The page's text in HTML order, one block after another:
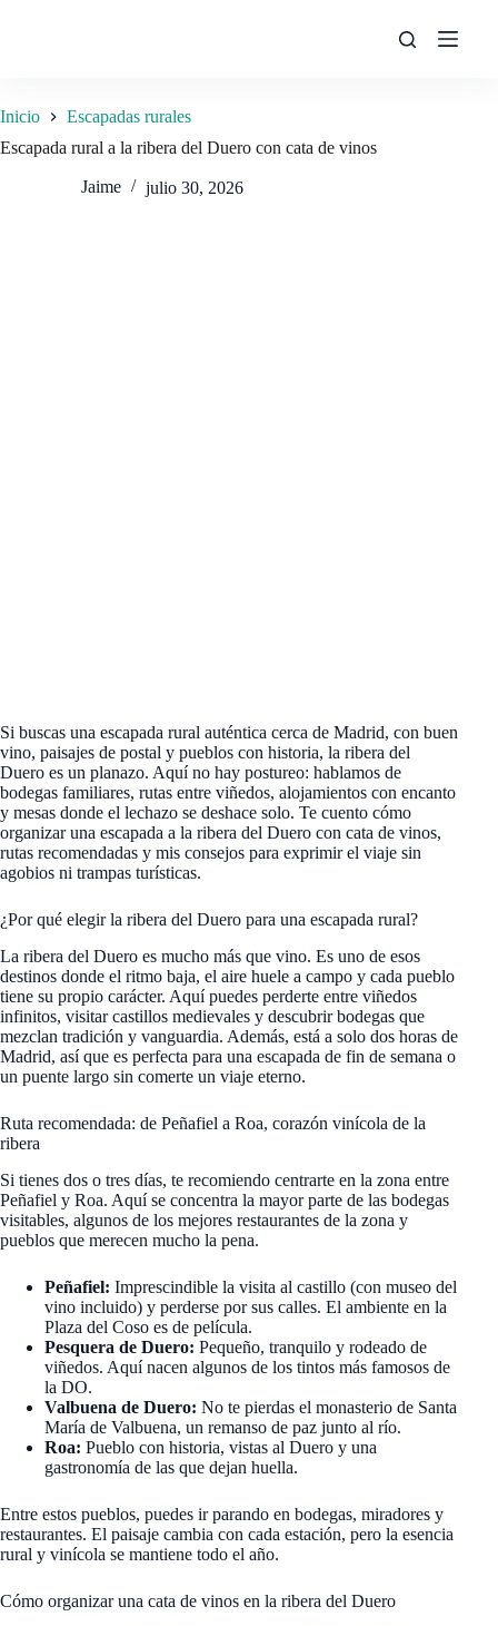
Inicio
Escapadas rurales
Escapada rural a la ribera del Duero con cata de vinos
Jaime julio 30, 2026
Si buscas una escapada rural auténtica cerca de Madrid, con buen
vino, paisajes de postal y pueblos con historia, la ribera del
Duero es un planazo. Aquí no hay postureo: hablamos de
bodegas familiares, rutas entre viñedos, alojamientos con encanto
y mesas donde el lechazo se deshace solo. Te cuento cómo
organizar una escapada a la ribera del Duero con cata de vinos,
rutas recomendadas y mis consejos para exprimir el viaje sin
agobios ni trampas turísticas.
¿Por qué elegir la ribera del Duero para una escapada rural?
La ribera del Duero es mucho más que vino. Es uno de esos
destinos donde el ritmo baja, el aire huele a campo y cada pueblo
tiene su propio carácter. Aquí puedes perderte entre viñedos
infinitos, visitar castillos medievales y descubrir bodegas que
mezclan tradición y vanguardia. Además, está a solo dos horas de
Madrid, así que es perfecta para una escapada de fin de semana o
un puente largo sin comerte un viaje eterno.
Ruta recomendada: de Peñafiel a Roa, corazón vinícola de la
ribera
Si tienes dos o tres días, te recomiendo centrarte en la zona entre
Peñafiel y Roa. Aquí se concentra la mayor parte de las bodegas
visitables, algunos de los mejores restaurantes de la zona y
pueblos que merecen mucho la pena.
Peñafiel: Imprescindible la visita al castillo (con museo del
vino incluido) y perderse por sus calles. El ambiente en la
Plaza del Coso es de película.
Pesquera de Duero: Pequeño, tranquilo y rodeado de
viñedos. Aquí nacen algunos de los tintos más famosos de
la DO.
Valbuena de Duero: No te pierdas el monasterio de Santa
María de Valbuena, un remanso de paz junto al río.
Roa: Pueblo con historia, vistas al Duero y una
gastronomía de las que dejan huella.
Entre estos pueblos, puedes ir parando en bodegas, miradores y
restaurantes. El paisaje cambia con cada estación, pero la esencia
rural y vinícola se mantiene todo el año.
Cómo organizar una cata de vinos en la ribera del Duero